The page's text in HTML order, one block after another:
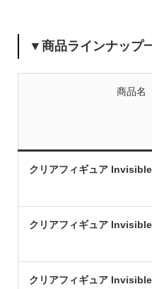
▼商品ラインナップ
商品名
クリアフィギュア
クリアフィギュア
クリアフィギュア